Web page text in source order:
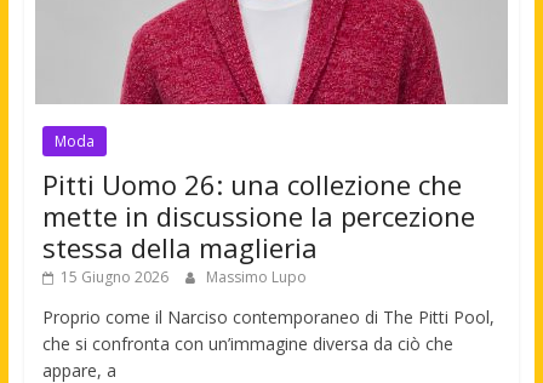
Moda
Pitti Uomo 26: una collezione che
mette in discussione la percezione
stessa della maglieria
15 Giugno 2026 Massimo Lupo
Proprio come il Narciso contemporaneo di The Pitti Pool,
che si confronta con un’immagine diversa da ciò che
appare, a